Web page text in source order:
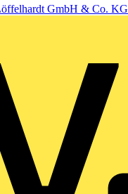
GmbH & Co. KG